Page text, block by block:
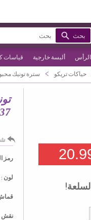
بحث
ألبسة خارجية قياسات
حياكات تريكو > سترة تونيك
11037-
رمز
لون :
نقش